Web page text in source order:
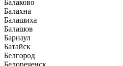
Балаково
Балахна
Балашиха
Балашов
Барнаул
Батайск
Белгород
Белореченск